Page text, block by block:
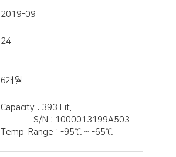
2019-09
24
6개월
Capacity : 393 Lit.
S/N : 1000013199A503
Temp. Range : -95℃ ~ -65℃